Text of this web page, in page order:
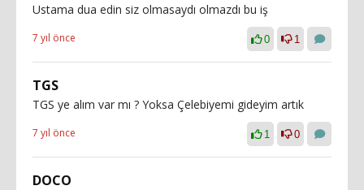
Ustama dua edin siz olmasaydı olmazdı bu iş
7 yıl önce 0 1
TGS
TGS ye alım var mı ? Yoksa Çelebiyemi gideyim artık
7 yıl önce 1 0
DOCO